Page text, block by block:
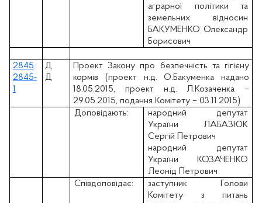
аграрної політики та
земельних відносин
БАКУМЕНКО Олександр
Борисович
2845
2845-
1
Д
Д
Проект Закону про безпечність та гігієну
кормів (проект н.д. О.Бакуменка надано
18.05.2015, проект н.д. Л.Козаченка –
29.05.2015, подання Комітету – 03.11.2015)
Доповідають:
народний депутат
України ЛАБАЗЮК
Сергій Петрович
народний депутат
України КОЗАЧЕНКО
Леонід Петрович
Співдоповідає:
заступник Голови
Комітету з питань